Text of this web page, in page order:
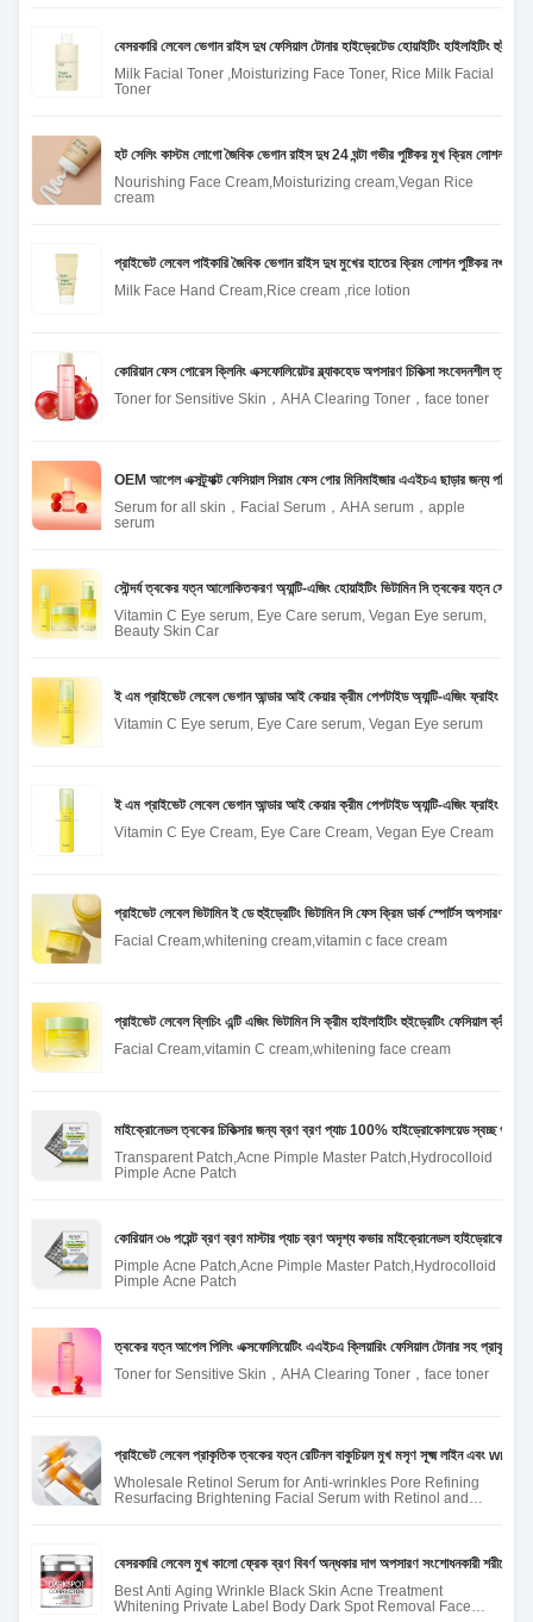
বেসরকারি লেবেল ভেগান রাইস দুধ ফেসিয়াল টোনার হাইড্রেটেড হোয়াইটিং হাইলাইটিং
Milk Facial Toner ,Moisturizing Face Toner, Rice Milk Facial
Toner
হট সেলিং কাস্টম লোগো জৈবিক ভেগান রাইস দুধ 24 ঘন্টা গভীর পুষ্টিকর মুখ ক্রিম লোশন
Nourishing Face Cream,Moisturizing cream,Vegan Rice
cream
প্রাইভেট লেবেল পাইকারি জৈবিক ভেগান রাইস দুধ মুখের হাতের ক্রিম লোশন পুষ্টিকর নখ
Milk Face Hand Cream,Rice cream ,rice lotion
কোরিয়ান ফেস পোরেস ক্লিনিং এক্সফোলিয়েটর ব্ল্যাকহেড অপসারণ চিকিত্সা সংবেদনশীল
Toner for Sensitive Skin，AHA Clearing Toner，face toner
OEM আপেল এক্সট্র্যাক্ট ফেসিয়াল সিরাম ফেস পোর মিনিমাইজার এএইচএ ছাড়ার জন্য
Serum for all skin，Facial Serum，AHA serum，apple
serum
সৌন্দর্য ত্বকের যত্ন আলোকিতকরণ অ্যান্টি-এজিং হোয়াইটিং ভিটামিন সি ত্বকের যত্ন সেট
Vitamin C Eye serum, Eye Care serum, Vegan Eye serum,
Beauty Skin Car
ই এম প্রাইভেট লেবেল ভেগান আন্ডার আই কেয়ার ক্রীম পেপটাইড অ্যান্টি-এজিং ফ্রাইং ডার্ক
Vitamin C Eye serum, Eye Care serum, Vegan Eye serum
ই এম প্রাইভেট লেবেল ভেগান আন্ডার আই কেয়ার ক্রীম পেপটাইড অ্যান্টি-এজিং ফ্রাইং ডার্ক
Vitamin C Eye Cream, Eye Care Cream, Vegan Eye Cream
প্রাইভেট লেবেল ভিটামিন ই ডে হুইড্রেটিং ভিটামিন সি ফেস ক্রিম ডার্ক স্পোর্টস অপসারণ
Facial Cream,whitening cream,vitamin c face cream
প্রাইভেট লেবেল ব্লিচিং এন্টি এজিং ভিটামিন সি ক্রীম হাইলাইটিং হুইড্রেটিং ফেসিয়াল ক্রীম
Facial Cream,vitamin C cream,whitening face cream
মাইক্রোনেডল ত্বকের চিকিত্সার জন্য ব্রণ ব্রণ প্যাচ 100% হাইড্রোকোলয়েড স্বচ্ছ প্যাচ
Transparent Patch,Acne Pimple Master Patch,Hydrocolloid
Pimple Acne Patch
কোরিয়ান ৩৬ পয়েন্ট ব্রণ ব্রণ মাস্টার প্যাচ ব্রণ অদৃশ্য কভার মাইক্রোনেডল
Pimple Acne Patch,Acne Pimple Master Patch,Hydrocolloid
Pimple Acne Patch
ত্বকের যত্ন আপেল পিলিং এক্সফোলিয়েটিং এএইচএ ক্লিয়ারিং ফেসিয়াল টোনার সহ প্রাকৃতিক
Toner for Sensitive Skin，AHA Clearing Toner，face toner
প্রাইভেট লেবেল প্রাকৃতিক ত্বকের যত্ন রেটিনল বাকুচিয়ল মুখ মসৃণ সূক্ষ্ম লাইন এবং
Wholesale Retinol Serum for Anti-wrinkles Pore Refining
Resurfacing Brightening Facial Serum with Retinol and
বেসরকারি লেবেল মুখ কালো ফ্রেক ব্রণ বিবর্ণ অন্ধকার দাগ অপসারণ সংশোধনকারী শরীরের
Best Anti Aging Wrinkle Black Skin Acne Treatment
Whitening Private Label Body Dark Spot Removal Face